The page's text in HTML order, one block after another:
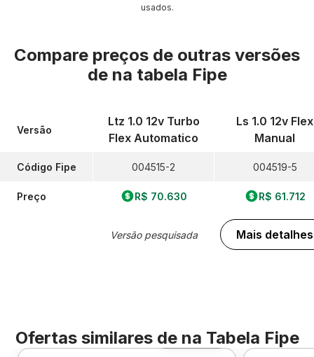
usados.
Compare preços de outras versões
de na tabela Fipe
Versão
Código Fipe
Preço
Ltz 1.0 12v Turbo
Flex Automatico
004515-2
R$ 70.630
Versão pesquisada
Ls 1.0 12v Flex
Manual
004519-5
R$ 61.712
Mais detalhes
Ofertas similares de na Tabela Fipe
Foto 360º